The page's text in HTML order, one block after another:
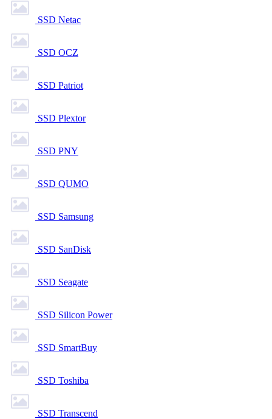
SSD Netac
SSD OCZ
SSD Patriot
SSD Plextor
SSD PNY
SSD QUMO
SSD Samsung
SSD SanDisk
SSD Seagate
SSD Silicon Power
SSD SmartBuy
SSD Toshiba
SSD Transcend